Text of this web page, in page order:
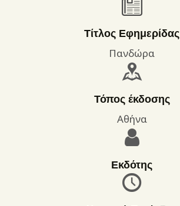
ΔΡΑΣΤΗΡΙΟΤΗΤΕΣ
ΕΠΙΚΟΙΝΩΝΊΑ
ΌΡΟΙ ΧΡΉΣΗΣ
Τίτλος Εφημερίδας
Πανδώρα
Τόπος έκδοσης
Αθήνα
Εκδότης